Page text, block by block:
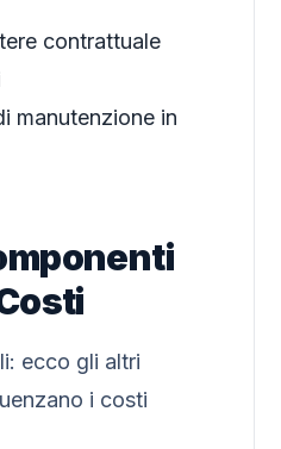
contrattuale
manutenzione in
ecco gli altri
i costi